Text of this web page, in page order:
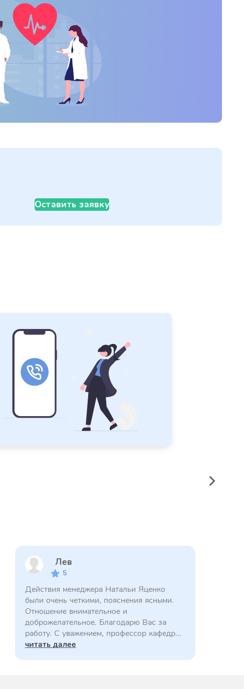
Оставить заявку
Лев
5
Действия менеджера Натальи Яценко
были очень четкими, пояснения ясными.
Отношение внимательное и
доброжелательное. Благодарю Вас за
работу. С уважением, профессор кафедр...
читать далее